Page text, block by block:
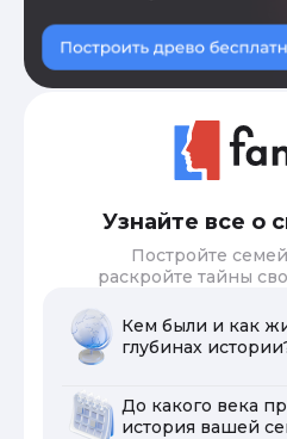
Узнайте все о
Постройте
раскройте тайны
Кем были и как
глубинах
До какого века
история вашей